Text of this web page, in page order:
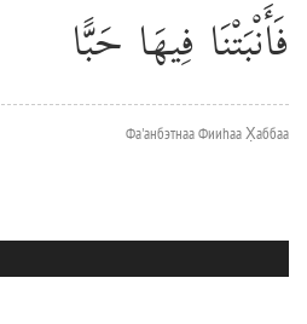
فَأَنْبَتْنَا فِيهَا حَبًّا
Фа'анбэтнаа Фииhаа Х̣аббаа